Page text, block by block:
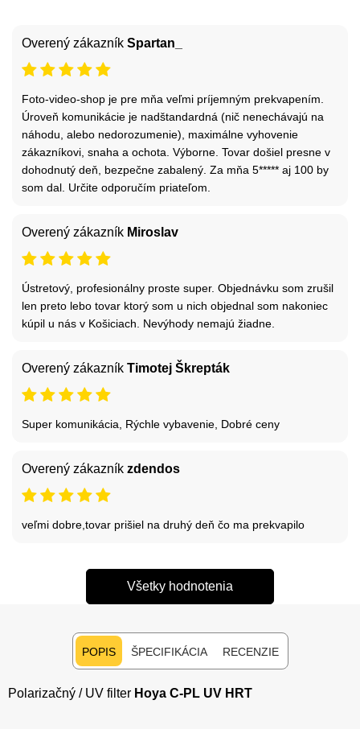
Overený zákazník Spartan_
Foto-video-shop je pre mňa veľmi príjemným prekvapením.
Úroveň komunikácie je nadštandardná (nič nenechávajú na
náhodu, alebo nedorozumenie), maximálne vyhovenie
zákazníkovi, snaha a ochota. Výborne. Tovar došiel presne v
dohodnutý deň, bezpečne zabalený. Za mňa 5***** aj 100 by
som dal. Určite odporučím priateľom.
Overený zákazník Miroslav
Ústretový, profesionálny proste super. Objednávku som zrušil
len preto lebo tovar ktorý som u nich objednal som nakoniec
kúpil u nás v Košiciach. Nevýhody nemajú žiadne.
Overený zákazník Timotej Škrepták
Super komunikácia, Rýchle vybavenie, Dobré ceny
Overený zákazník zdendos
veľmi dobre,tovar prišiel na druhý deň čo ma prekvapilo
Všetky hodnotenia
POPIS ŠPECIFIKÁCIA RECENZIE
Polarizačný / UV filter Hoya C-PL UV HRT